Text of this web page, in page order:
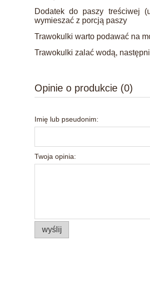
Dodatek do paszy treściwej
wymieszać z porcją paszy
Trawokulki warto podawać na
Trawokulki zalać wodą,
Opinie o produkcie (0)
Imię lub pseudonim:
Twoja opinia:
wyślij